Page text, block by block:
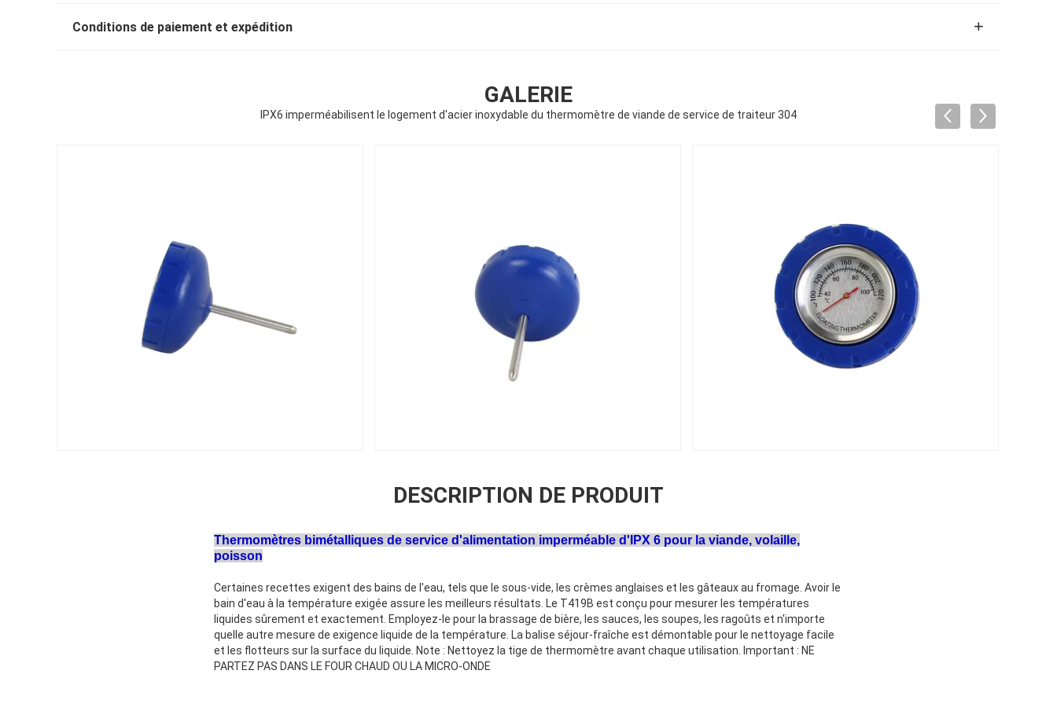
Conditions de paiement et expédition
GALERIE
IPX6 imperméabilisent le logement d'acier inoxydable du thermomètre de viande de service de traiteur 304
DESCRIPTION DE PRODUIT
Thermomètres bimétalliques de service d'alimentation imperméable d'IPX 6 pour la viande, volaille,
poisson
Certaines recettes exigent des bains de l'eau, tels que le sous-vide, les crèmes anglaises et les gâteaux au fromage. Avoir le
bain d'eau à la température exigée assure les meilleurs résultats. Le T419B est conçu pour mesurer les températures
liquides sûrement et exactement. Employez-le pour la brassage de bière, les sauces, les soupes, les ragoûts et n'importe
quelle autre mesure de exigence liquide de la température. La balise séjour-fraîche est démontable pour le nettoyage facile
et les flotteurs sur la surface du liquide. Note : Nettoyez la tige de thermomètre avant chaque utilisation. Important : NE
PARTEZ PAS DANS LE FOUR CHAUD OU LA MICRO-ONDE